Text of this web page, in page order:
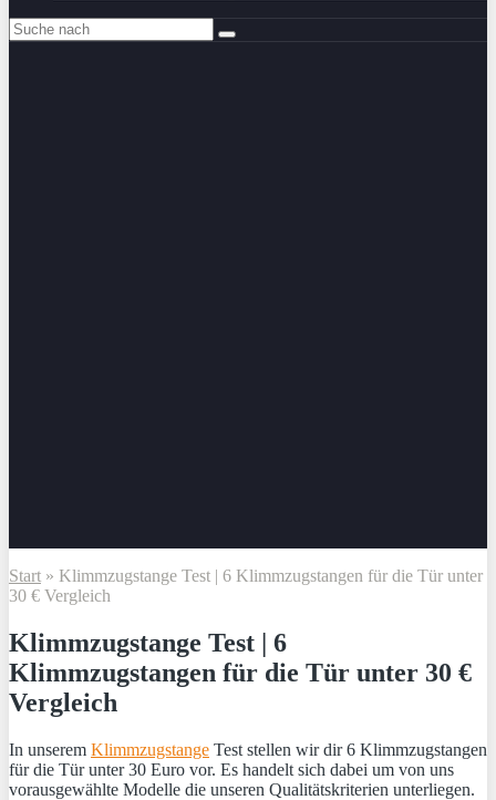
Start » Klimmzugstange Test | 6 Klimmzugstangen für die Tür unter
30 € Vergleich
Klimmzugstange Test | 6
Klimmzugstangen für die Tür unter 30 €
Vergleich
In unserem Klimmzugstange Test stellen wir dir 6 Klimmzugstangen
für die Tür unter 30 Euro vor. Es handelt sich dabei um von uns
vorausgewählte Modelle die unseren Qualitätskriterien unterliegen.